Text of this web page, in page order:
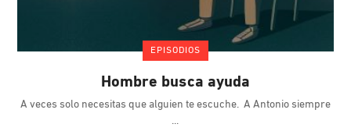
EPISODIOS
Hombre busca ayuda
A veces solo necesitas que alguien te escuche. A Antonio siempre